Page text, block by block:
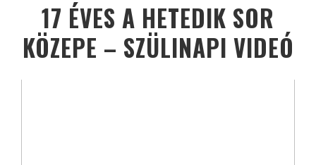
17 ÉVES A HETEDIK SOR
KÖZEPE – SZÜLINAPI VIDEÓ